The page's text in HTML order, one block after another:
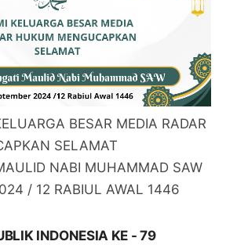
BESAR MEDIA RADAR
SELAMAT
NABI MUHAMMAD SAW
/ 12 RABIUL AWAL 1446
INDONESIA KE - 79